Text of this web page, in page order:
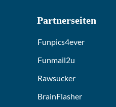
Partnerseiten
Funpics4ever
Funmail2u
Rawsucker
BrainFlasher